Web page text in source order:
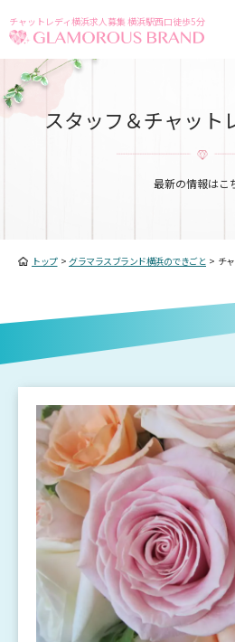
チャットレディ横浜求人募集 横浜駅西口徒歩5分
スタッフ＆チャット
最新の情報はこ
トップ> グラマラスブランド横浜のできごと > チ